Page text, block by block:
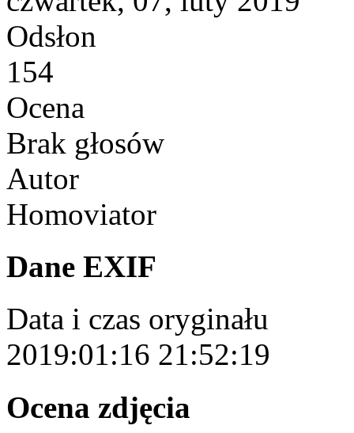
Odsłon
154
Ocena
Brak głosów
Autor
Homoviator
Dane EXIF
Data i czas oryginału
2019:01:16 21:52:19
Ocena zdjęcia